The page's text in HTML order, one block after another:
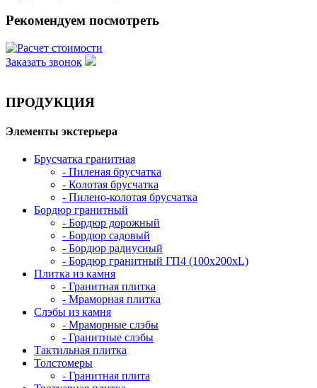
Рекомендуем посмотреть
Заказать звонок
ПРОДУКЦИЯ
Элементы экстерьера
Брусчатка гранитная
- Пиленая брусчатка
- Колотая брусчатка
- Пилено-колотая брусчатка
Бордюр гранитный
- Бордюр дорожный
- Бордюр садовый
- Бордюр радиусный
- Бордюр гранитный ГП4 (100х200хL)
Плитка из камня
- Гранитная плитка
- Мраморная плитка
Слэбы из камня
- Мраморные слэбы
- Гранитные слэбы
Тактильная плитка
Толстомеры
- Гранитная плита